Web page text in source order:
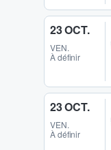
23 OCT.
VEN.
À définir
23 OCT.
VEN.
À définir